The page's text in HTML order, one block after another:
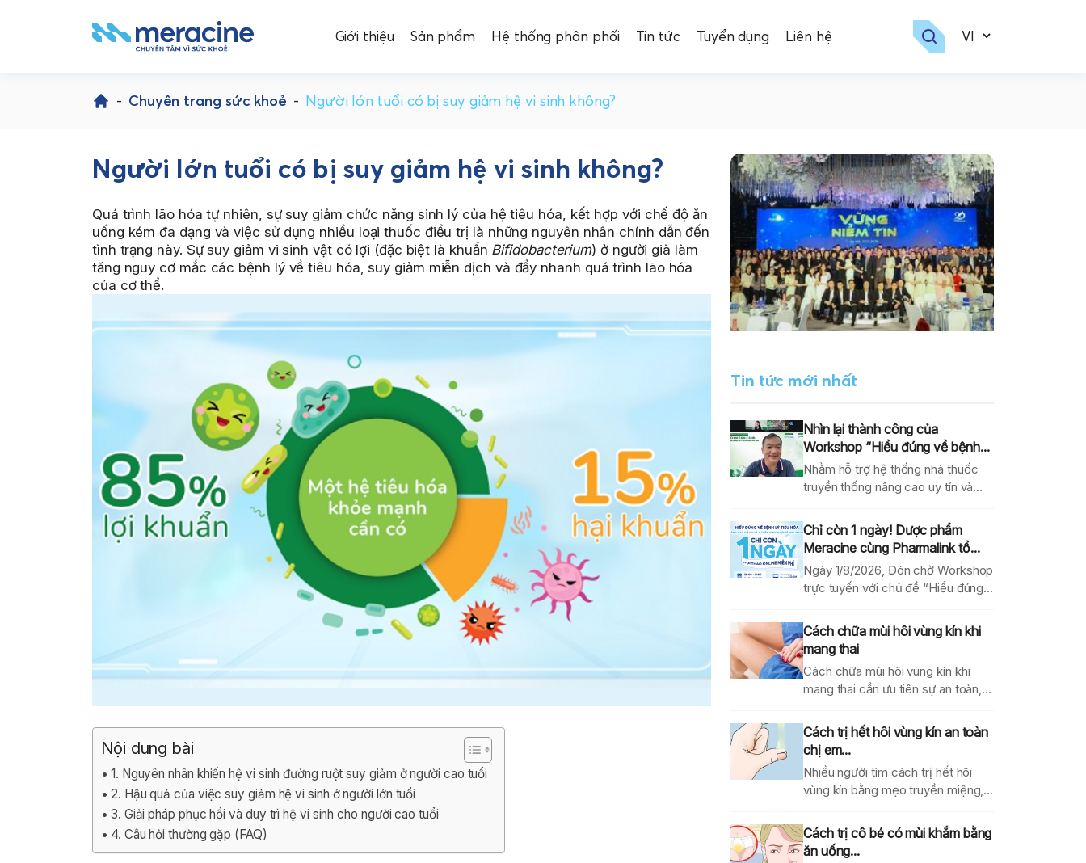
Giới thiệu Sản phẩm Hệ thống phân phối Tin tức Tuyển dụng Liên hệ
- Chuyên trang sức khoẻ - Người lớn tuổi có bị suy giảm hệ vi sinh không?
Người lớn tuổi có bị suy giảm hệ vi sinh không?
Quá trình lão hóa tự nhiên, sự suy giảm chức năng sinh lý của hệ tiêu hóa, kết hợp với chế độ ăn
uống kém đa dạng và việc sử dụng nhiều loại thuốc điều trị là những nguyên nhân chính dẫn đến
tình trạng này. Sự suy giảm vi sinh vật có lợi (đặc biệt là khuẩn Bifidobacterium) ở người già làm
tăng nguy cơ mắc các bệnh lý về tiêu hóa, suy giảm miễn dịch và đẩy nhanh quá trình lão hóa
của cơ thể.
Nội dung bài
1. Nguyên nhân khiến hệ vi sinh đường ruột suy giảm ở người cao tuổi
2. Hậu quả của việc suy giảm hệ vi sinh ở người lớn tuổi
3. Giải pháp phục hồi và duy trì hệ vi sinh cho người cao tuổi
4. Câu hỏi thường gặp (FAQ)
Tin tức mới nhất
Nhìn lại thành công của
Workshop “Hiểu đúng về bệnh...
Nhằm hỗ trợ hệ thống nhà thuốc
truyền thống nâng cao uy tín và
Chỉ còn 1 ngày! Dược phẩm
Meracine cùng Pharmalink tổ...
Ngày 1/8/2026, Đón chờ Workshop
trực tuyến với chủ đề “Hiểu đúng
Cách chữa mùi hôi vùng kín khi
mang thai
Cách chữa mùi hôi vùng kín khi
mang thai cần ưu tiên sự an toàn,...
Cách trị hết hôi vùng kín an toàn
chị em...
Nhiều người tìm cách trị hết hôi
vùng kín bằng mẹo truyền miệng,
Cách trị cô bé có mùi khắm bằng
ăn uống...